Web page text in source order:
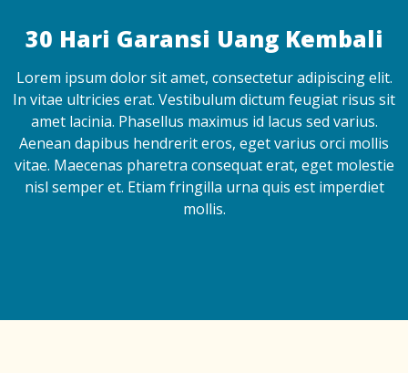
30 Hari Garansi Uang Kembali
Lorem ipsum dolor sit amet, consectetur adipiscing elit.
In vitae ultricies erat. Vestibulum dictum feugiat risus sit
amet lacinia. Phasellus maximus id lacus sed varius.
Aenean dapibus hendrerit eros, eget varius orci mollis
vitae. Maecenas pharetra consequat erat, eget molestie
nisl semper et. Etiam fringilla urna quis est imperdiet
mollis.